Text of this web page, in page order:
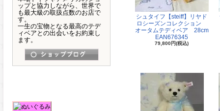
ップと協力しながら、世界で
も最大級の取扱点数のお店で
す。
一生の宝物となる最高のテデ
ィベアとの出会いをお約束し
ます。
シュタイフ【steiff】リヤド
ロシーズンコレクション
オータムテディベア 28cm
EAN676345
79,800円(税込)